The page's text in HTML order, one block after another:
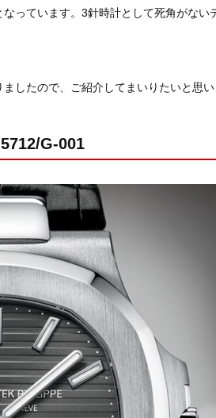
っています。3針時計として死角がない
したので、ご紹介してまいりたいと思
G-001